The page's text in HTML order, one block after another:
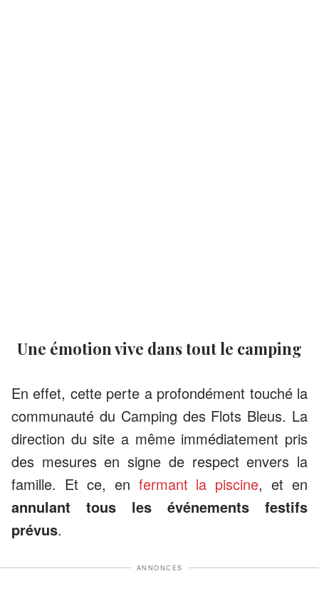
Une émotion vive dans tout le camping
En effet, cette perte a profondément touché la
communauté du Camping des Flots Bleus. La
direction du site a même immédiatement pris
des mesures en signe de respect envers la
famille. Et ce, en fermant la piscine, et en
annulant tous les événements festifs
prévus.
ANNONCES